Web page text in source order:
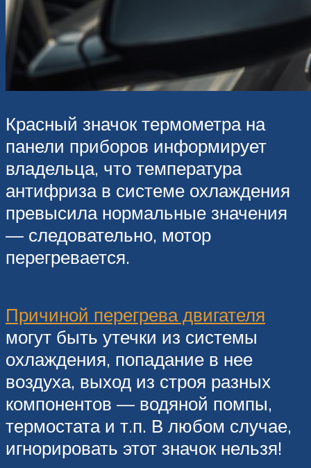
Красный значок термометра на
панели приборов информирует
владельца, что температура
антифриза в системе охлаждения
превысила нормальные значения
— следовательно, мотор
перегревается.
Причиной перегрева двигателя
могут быть утечки из системы
охлаждения, попадание в нее
воздуха, выход из строя разных
компонентов — водяной помпы,
термостата и т.п. В любом случае,
игнорировать этот значок нельзя!